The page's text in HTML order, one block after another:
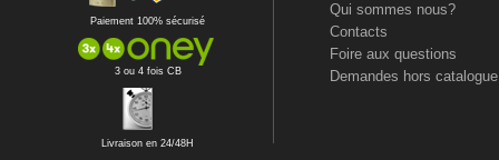
Paiement 100% sécurisé
3 ou 4 fois CB
Livraison en 24/48H
Qui sommes nous?
Contacts
Foire aux questions
Demandes hors catalogue